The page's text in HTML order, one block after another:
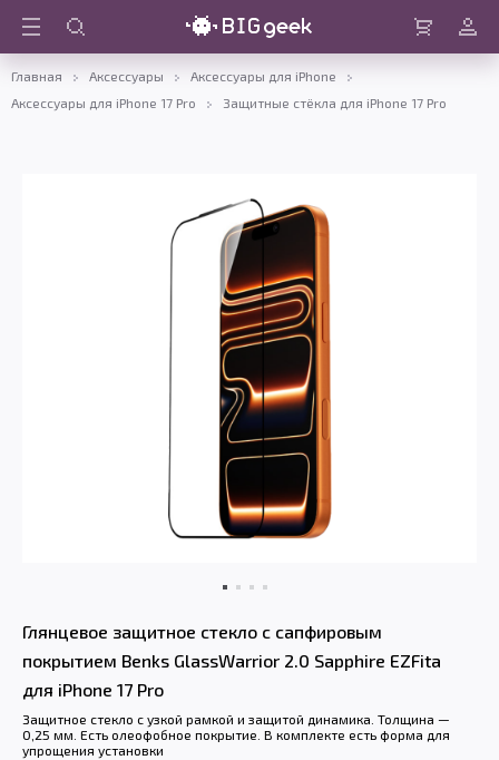
Войти
Главная Аксессуары
Аксессуары для iPhone
Аксессуары для iPhone 17 Pro
Защитные стёкла для iPhone 17 Pro
Глянцевое защитное стекло с сапфировым
покрытием Benks GlassWarrior 2.0 Sapphire EZFita
для iPhone 17 Pro
Защитное стекло с узкой рамкой и защитой динамика. Толщина —
0,25 мм. Есть олеофобное покрытие. В комплекте есть форма для
упрощения установки